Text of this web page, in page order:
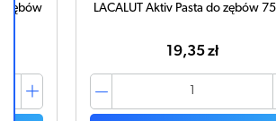
zębów LACALUT Aktiv Pasta do zębów 75
19,35 zł